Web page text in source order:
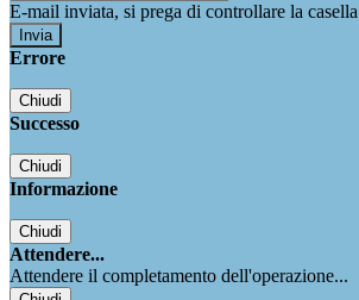
E-mail inviata, si prega di controllare la
Errore
Chiudi
Successo
Chiudi
Informazione
Chiudi
Attendere...
Attendere il completamento dell'operazione...